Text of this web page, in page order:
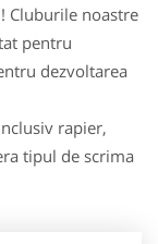
Cluburile noastre
pentru
dezvoltarea
rapier,
tipul de scrima